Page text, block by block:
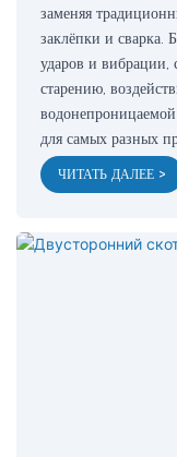
заменяя
заклёпки и сварка.
ударов и вибрации,
старению,
для самых разных
ЧИТАТЬ ДАЛЕЕ >